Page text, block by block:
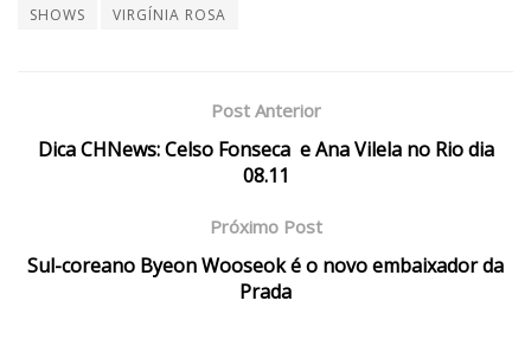
SHOWS
VIRGÍNIA ROSA
Post Anterior
Dica CHNews: Celso Fonseca e Ana Vilela no Rio dia
08.11
Próximo Post
Sul-coreano Byeon Wooseok é o novo embaixador da
Prada